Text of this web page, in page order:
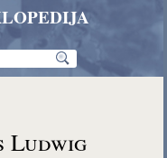
Ludwig